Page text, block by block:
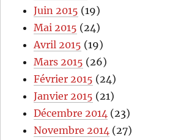
Juin 2015 (19)
Mai 2015 (24)
Avril 2015 (19)
Mars 2015 (26)
Février 2015 (24)
Janvier 2015 (21)
Décembre 2014 (23)
Novembre 2014 (27)